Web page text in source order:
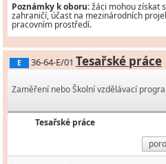
Poznámky k oboru:žáci mohou získat
zahraničí, účast na mezinárodních
pracovním prostředí.
E 36-64-E/01 Tesařské práce
Zaměření nebo Školní vzdělávací
Tesařské práce